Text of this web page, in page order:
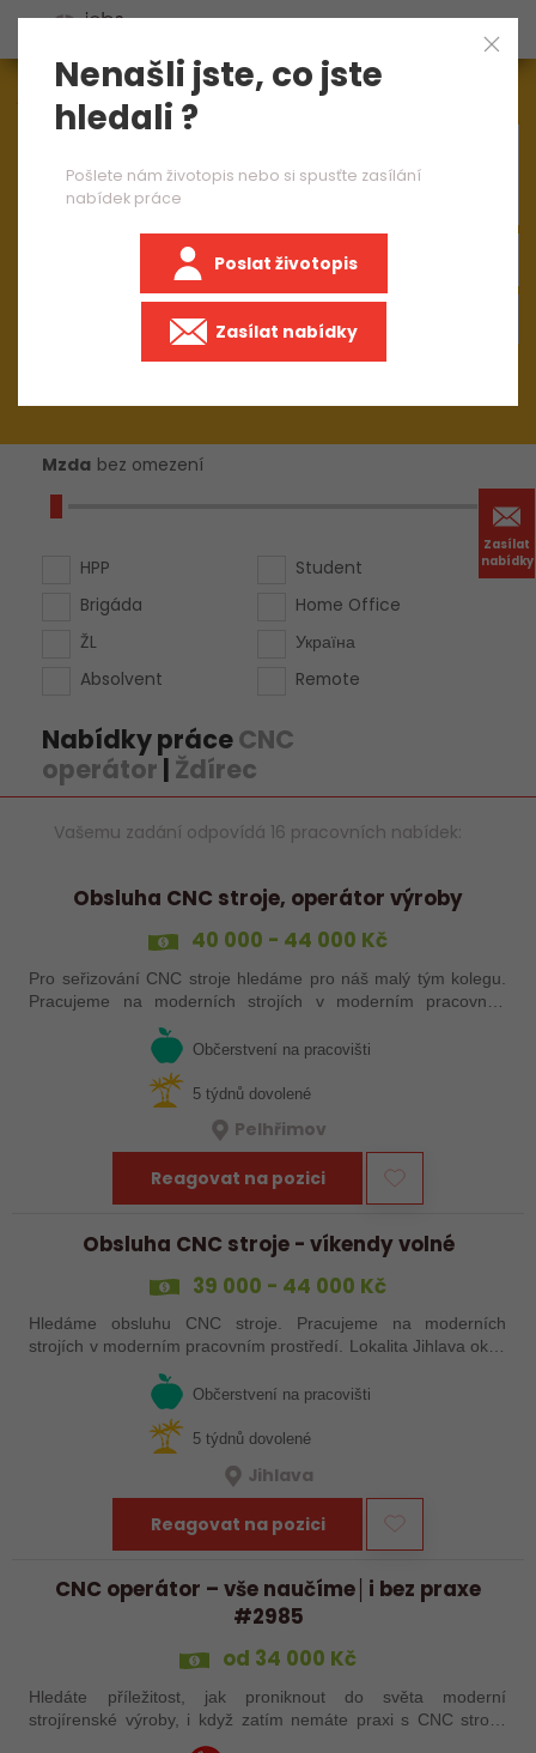
Zasílat
nabídky
Aktuálně1544nabídek práce
Mzda bez omezení
HPP
Brigáda
ŽL
Absolvent
Student
Home Office
Україна
Remote
Nabídky práceCNC
operátor | Ždírec
Vašemu zadání odpovídá 16 pracovních nabídek:
Obsluha CNC stroje, operátor výroby
40 000 - 44 000 Kč
Pro seřizování CNC stroje hledáme pro náš malý tým kolegu.
Pracujeme na moderních strojích v moderním pracovním
prostředí. Pracovistě 5 km od Jihlavy.
Občerstvení na pracovišti
5 týdnů dovolené
Pelhřimov
Reagovat na pozici
Obsluha CNC stroje - víkendy volné
39 000 - 44 000 Kč
Hledáme obsluhu CNC stroje. Pracujeme na moderních
strojích v moderním pracovním prostředí. Lokalita Jihlava okolí
Občerstvení na pracovišti
5 týdnů dovolené
Jihlava
Reagovat na pozici
CNC operátor – vše naučíme│i bez praxe
#2985
od 34 000 Kč
Hledáte příležitost, jak proniknout do světa moderní
strojírenské výroby, i když zatím nemáte praxi s CNC stroji?
Jsme Sanborn stabilní firma s dlouholetou tradicí a moderním
Nenašli jste, co jste
hledali ?
Pošlete nám životopis nebo si spusťte zasílání
nabídek práce
Poslat životopis
Zasílat nabídky